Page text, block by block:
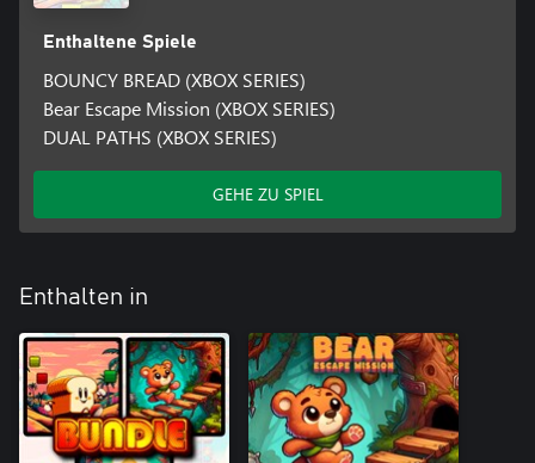
Enthaltene Spiele
BOUNCY BREAD (XBOX SERIES)
Bear Escape Mission (XBOX SERIES)
DUAL PATHS (XBOX SERIES)
GEHE ZU SPIEL
Enthalten in